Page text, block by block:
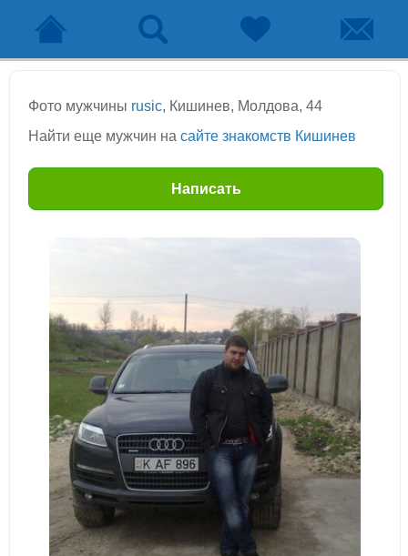
Фото мужчины rusic, Кишинев, Молдова, 44
Найти еще мужчин на сайте знакомств Кишинев
Написать